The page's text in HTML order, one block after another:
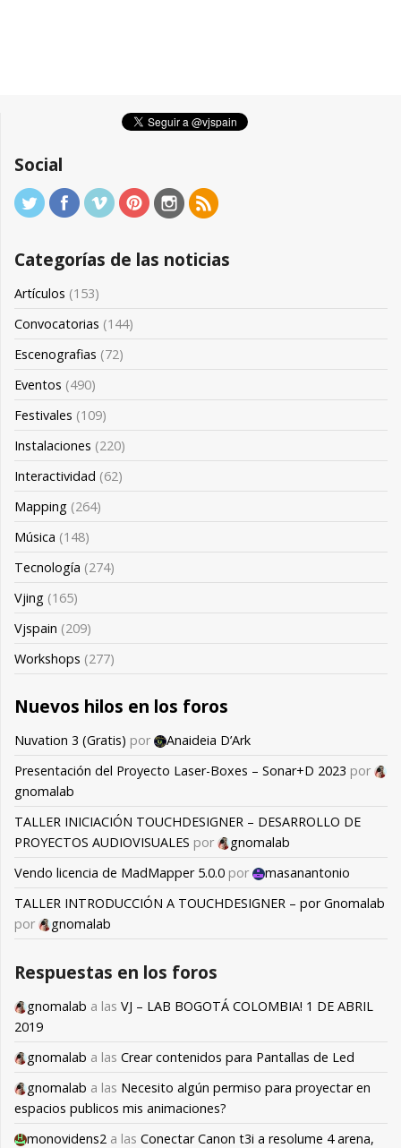
Social
Categorías de las noticias
Artículos (153)
Convocatorias (144)
Escenografias (72)
Eventos (490)
Festivales (109)
Instalaciones (220)
Interactividad (62)
Mapping (264)
Música (148)
Tecnología (274)
Vjing (165)
Vjspain (209)
Workshops (277)
Nuevos hilos en los foros
Nuvation 3 (Gratis) por
Anaideia D’Ark
Presentación del Proyecto Laser-Boxes – Sonar+D 2023 por
gnomalab
TALLER INICIACIÓN TOUCHDESIGNER – DESARROLLO DE
PROYECTOS AUDIOVISUALES por
gnomalab
Vendo licencia de MadMapper 5.0.0 por
masanantonio
TALLER INTRODUCCIÓN A TOUCHDESIGNER – por Gnomalab
por
gnomalab
Respuestas en los foros
gnomalab a las VJ – LAB BOGOTÁ COLOMBIA! 1 DE ABRIL
2019
gnomalab a las Crear contenidos para Pantallas de Led
gnomalab a las Necesito algún permiso para proyectar en
espacios publicos mis animaciones?
monovidens2 a las Conectar Canon t3i a resolume 4 arena,